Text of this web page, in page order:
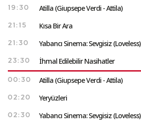
19:30 Atilla (Giupsepe Verdi - Attila)
21:15 Kısa Bir Ara
21:30 Yabancı Sinema: Sevgisiz (Loveless)
23:30 İhmal Edilebilir Nasihatler
00:30 Atilla (Giupsepe Verdi - Attila)
02:20 Yeryüzleri
02:30 Yabancı Sinema: Sevgisiz (Loveless)